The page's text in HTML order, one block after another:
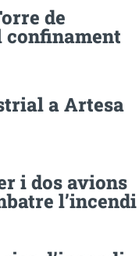
de
confinament
a Artesa
i dos avions
l’incendi